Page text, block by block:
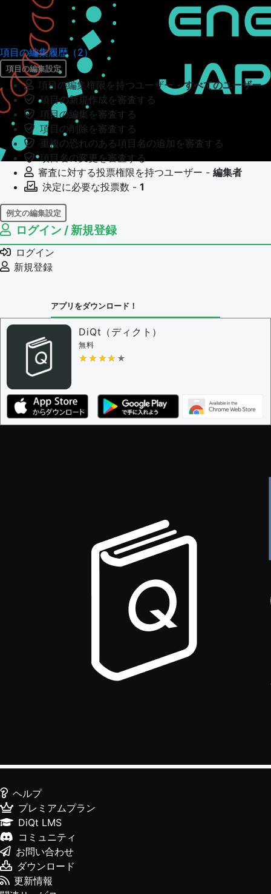
項目の編集履歴（2）
項目の編集設定
項目の編集権限を持つユーザー -すべてのユーザー
項目の新規作成を審査する
項目の編集を審査する
項目の削除を審査する
重複の恐れのある項目名の追加を審査する
項目名の変更を審査する
審査に対する投票権限を持つユーザー - 編集者
決定に必要な投票数 - 1
例文の編集設定
例文の編集権限を持つユーザー -
例文の編集を審査する
例文の削除を審査する
審査に対する投票権限を持つユーザー -
問題の編集権限を持つユーザー -
審査に対する投票権限を持つユーザー -
ザー
決定に必要な投票数 -
編集ガイドライン
ログイン / 新規登録
ログイン
新規登録
アプリをダウンロード！
DiQt（ディクト）
無料
★★★★★
★★★★★
ヘルプ
プレミアムプラン
DiQt LMS
コミュニティ
お問い合わせ
ダウンロード
更新情報